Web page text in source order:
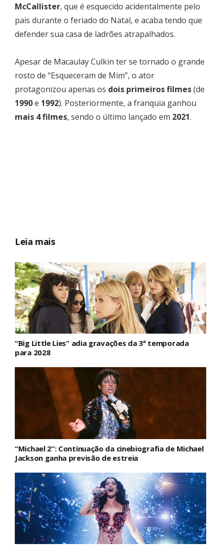
McCallister, que é esquecido acidentalmente pelo
pais durante o feriado do Natal, e acaba tendo que
defender sua casa de ladrões atrapalhados.
Apesar de Macaulay Culkin ter se tornado o grande
rosto de “Esqueceram de Mim”, o ator
protagonizou apenas os dois primeiros filmes(de
1990e 1992). Posteriormente, a franquia ganhou
mais 4 filmes, sendo o último lançado em 2021.
Leia mais
“Big Little Lies” adia gravações da 3ª temporada
para 2028
“Michael 2”: Continuação da cinebiografia de Michael
Jackson ganha previsão de estreia